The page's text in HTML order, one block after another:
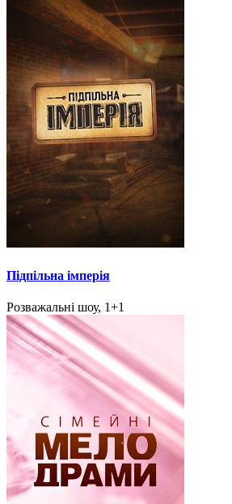
Підпільна імперія
Розважальні шоу, 1+1